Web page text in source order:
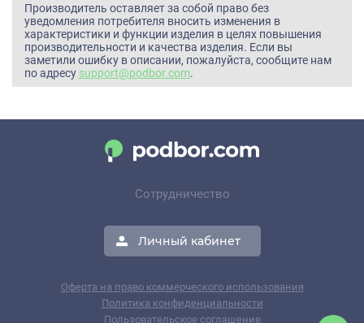
Производитель оставляет за собой право без
уведомления потребителя вносить изменения в
характеристики и функции изделия в целях повышения
производительности и качества изделия. Если вы
заметили ошибку в описании, пожалуйста, сообщите нам
по адресу support@podbor.com.
Сотрудничество
Личный кабинет
Оферта на право коммерческого использования
Политика конфиденциальности
Пользовательское соглашение